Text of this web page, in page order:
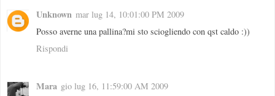
Unknown mar lug 14, 10:01:00 PM 2009
Posso averne una pallina?mi sto sciogliendo con qst caldo :))
Rispondi
Mara gio lug 16, 11:59:00 AM 2009